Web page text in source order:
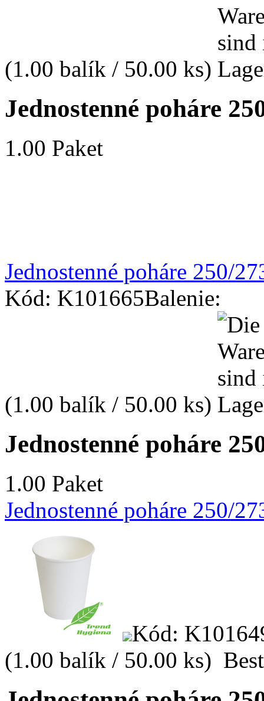
(1.00 balík / 50.00 ks)
Jednostenné poháre
1.00 Paket
Jednostenné poháre 250/
Kód: K101665Balenie:
(1.00 balík / 50.00 ks)
Jednostenné poháre
1.00 Paket
Jednostenné poháre 250/
Kód:
(1.00 balík / 50.00 ks)